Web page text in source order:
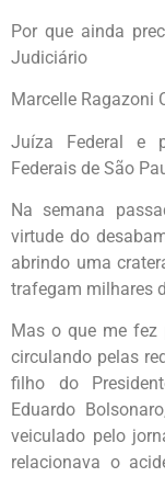
Por que ainda
Judiciário
Marcelle Ragazoni
Juíza Federal e
Federais de São
Na semana
virtude do
abrindo uma
trafegam milhares
Mas o que me fez
circulando pelas
filho do
Eduardo
veiculado pelo
relacionava o